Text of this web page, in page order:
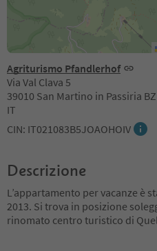
Agriturismo Pfandlerhof
Via Val Clava 5
39010 San Martino in Passiria BZ
IT
CIN: IT021083B5JOAOHOIV
Descrizione
L’appartamento per vacanze è
2013. Si trova in posizione
rinomato centro turistico di